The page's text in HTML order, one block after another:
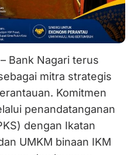
– Bank Nagari terus
mitra strategis
Komitmen
penandatanganan
dengan Ikatan
UMKM binaan IKM